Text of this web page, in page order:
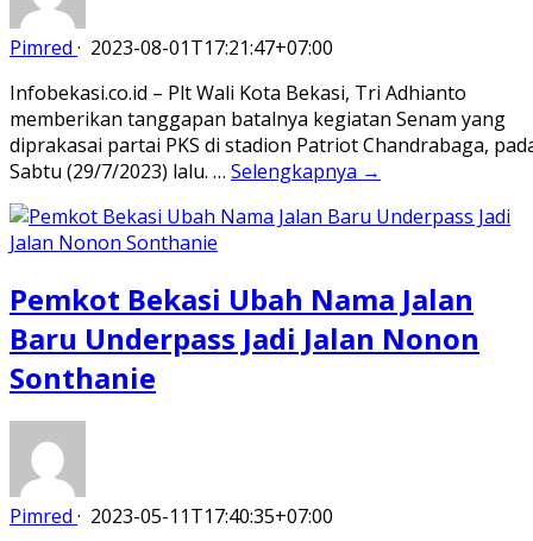
Pimred · 2023-08-01T17:21:47+07:00
Infobekasi.co.id – Plt Wali Kota Bekasi, Tri Adhianto
memberikan tanggapan batalnya kegiatan Senam yang
diprakasai partai PKS di stadion Patriot Chandrabaga,
Sabtu (29/7/2023) lalu. … Selengkapnya →
Pemkot Bekasi Ubah Nama Jalan
Baru Underpass Jadi Jalan Nonon
Sonthanie
Pimred · 2023-05-11T17:40:35+07:00